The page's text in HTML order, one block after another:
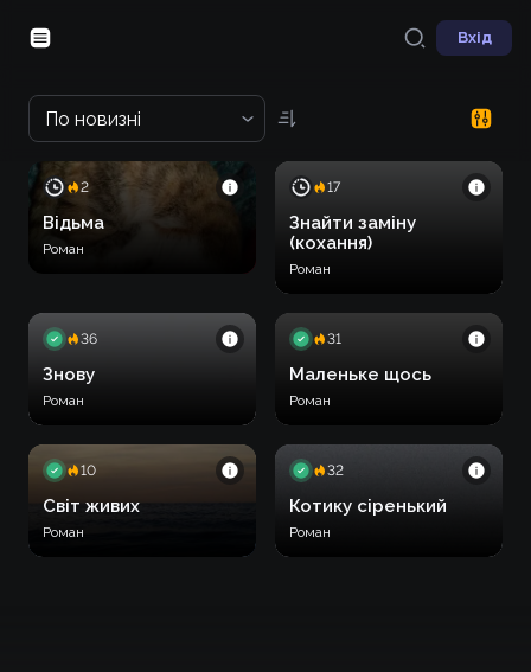
Вхід
По новизні
2
Відьма
Роман
17
Знайти заміну
(кохання)
Роман
36
Знову
Роман
31
Маленьке щось
Роман
10
Світ живих
Роман
32
Котику сіренький
Роман